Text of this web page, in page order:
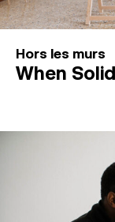
Hors les murs
When